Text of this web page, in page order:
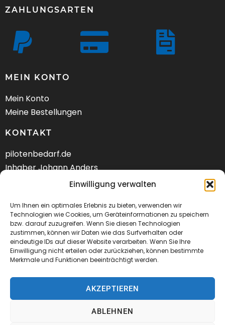
Einwilligung verwalten
Um Ihnen ein optimales Erlebnis zu bieten, verwenden wir
Technologien wie Cookies, um Geräteinformationen zu speichern
bzw. darauf zuzugreifen. Wenn Sie diesen Technologien
zustimmen, können wir Daten wie das Surfverhalten oder
eindeutige IDs auf dieser Website verarbeiten. Wenn Sie Ihre
Einwilligung nicht erteilen oder zurückziehen, können bestimmte
Merkmale und Funktionen beeinträchtigt werden.
AKZEPTIEREN
ABLEHNEN
ZAHLUNGSARTEN
MEIN KONTO
Mein Konto
Meine Bestellungen
KONTAKT
pilotenbedarf.de
Inhaber Johann Anders
Am Schwarzen Berg 58
Tel.: +49 (04141) 9288240
Mail:kontakt@pilotenbedarf.de
© 2026 Pilotenbedarf.de